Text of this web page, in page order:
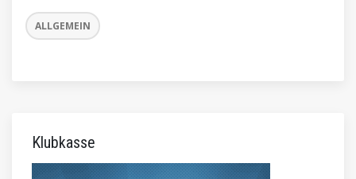
ALLGEMEIN
Klubkasse